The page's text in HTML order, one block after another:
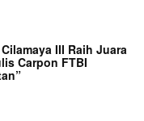
III Raih Juara
Carpon FTBI